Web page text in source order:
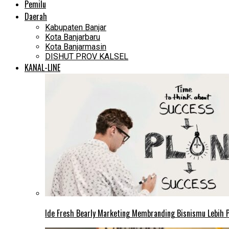
Pemilu
Daerah
Kabupaten Banjar
Kota Banjarbaru
Kota Banjarmasin
DISHUT PROV KALSEL
KANAL-LINE
Ide Fresh Bearly Marketing Membranding Bisnismu Lebih